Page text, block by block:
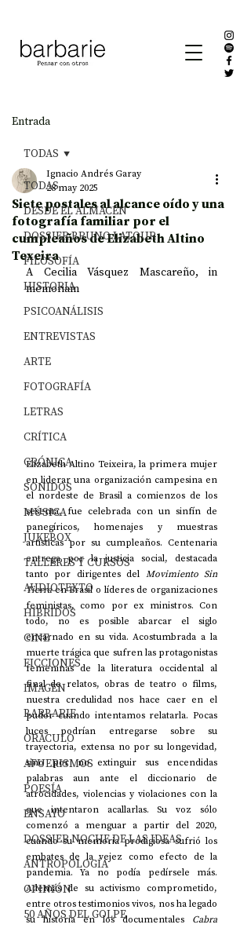
Entrada
TODAS
DESDE EL ALMACÉN
DOSSIER BRUNO LATOUR
FILOSOFÍA
HISTORIA
PSICOANÁLISIS
ENTREVISTAS
ARTE
FOTOGRAFÍA
LETRAS
CRÍTICA
CRÓNICA
SONIDOS
MÚSICA
JUKEBOX
TALLERES Y CURSOS
AUDIOTEXTO
HÍBRIDOS
CINE
FICCIONES
IMAGEN
BARBARIE
ORÁCULO
AFUERISMOS
POESÍA
ENSAYO
DOSSIER NOCHE DE LAS IDEAS
ANTROPOLOGÍA
OPINIÓN
50 AÑOS DEL GOLPE
TODAS
Siete postales al alcance oído y una
fotografía familiar por el
cumpleaños de Elizabeth Altino
Texeira
Ignacio Andrés Garay
28 may 2025
A Cecilia Vásquez Mascareño, in
memoriam
Elizabeth Altino Teixeira, la primera mujer
en liderar una organización campesina en
el nordeste de Brasil a comienzos de los
sesenta, fue celebrada con un sinfín de
panegíricos, homenajes y muestras
artísticas por su cumpleaños. Centenaria
entrega por la justicia social, destacada
tanto por dirigentes del Movimiento Sin
Tierra en Brasil o líderes de organizaciones
feministas, como por ex ministros. Con
todo, no es posible abarcar el siglo
encarnado en su vida. Acostumbrada a la
muerte trágica que sufren las protagonistas
femeninas de la literatura occidental al
final de relatos, obras de teatro o films,
nuestra credulidad nos hace caer en el
pudor cuando intentamos relatarla. Pocas
luces podrían entregarse sobre su
trayectoria, extensa no por su longevidad,
sino por no extinguir sus encendidas
palabras aun ante el diccionario de
atrocidades, violencias y violaciones con la
que intentaron acallarlas. Su voz sólo
comenzó a menguar a partir del 2020,
cuando su memoria prodigiosa sufrió los
embates de la vejez como efecto de la
pandemia. Ya no podía pedírsele más.
Además de su activismo comprometido,
entre otros testimonios vivos, nos ha legado
su historia en los documentales Cabra